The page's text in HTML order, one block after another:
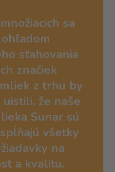
sa
sťahovania
značiek
z trhu by
že naše
Sunar sú
všetky
na
a kvalitu.